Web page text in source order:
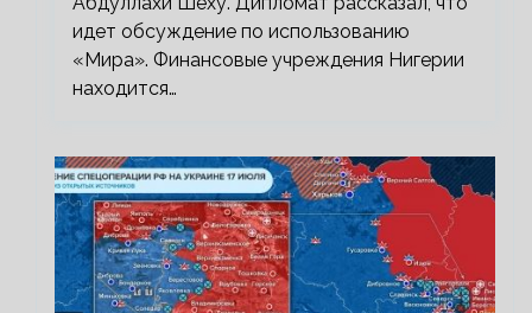
идет обсуждение по использованию
«Мира». Финансовые учреждения Нигерии
находится…